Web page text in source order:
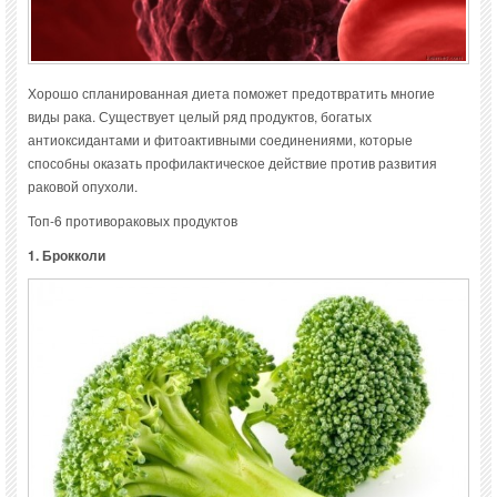
Хорошо спланированная диета поможет предотвратить многие
виды рака. Существует целый ряд продуктов, богатых
антиоксидантами и фитоактивными соединениями, которые
способны оказать профилактическое действие против развития
раковой опухоли.
Топ-6 противораковых продуктов
1. Брокколи